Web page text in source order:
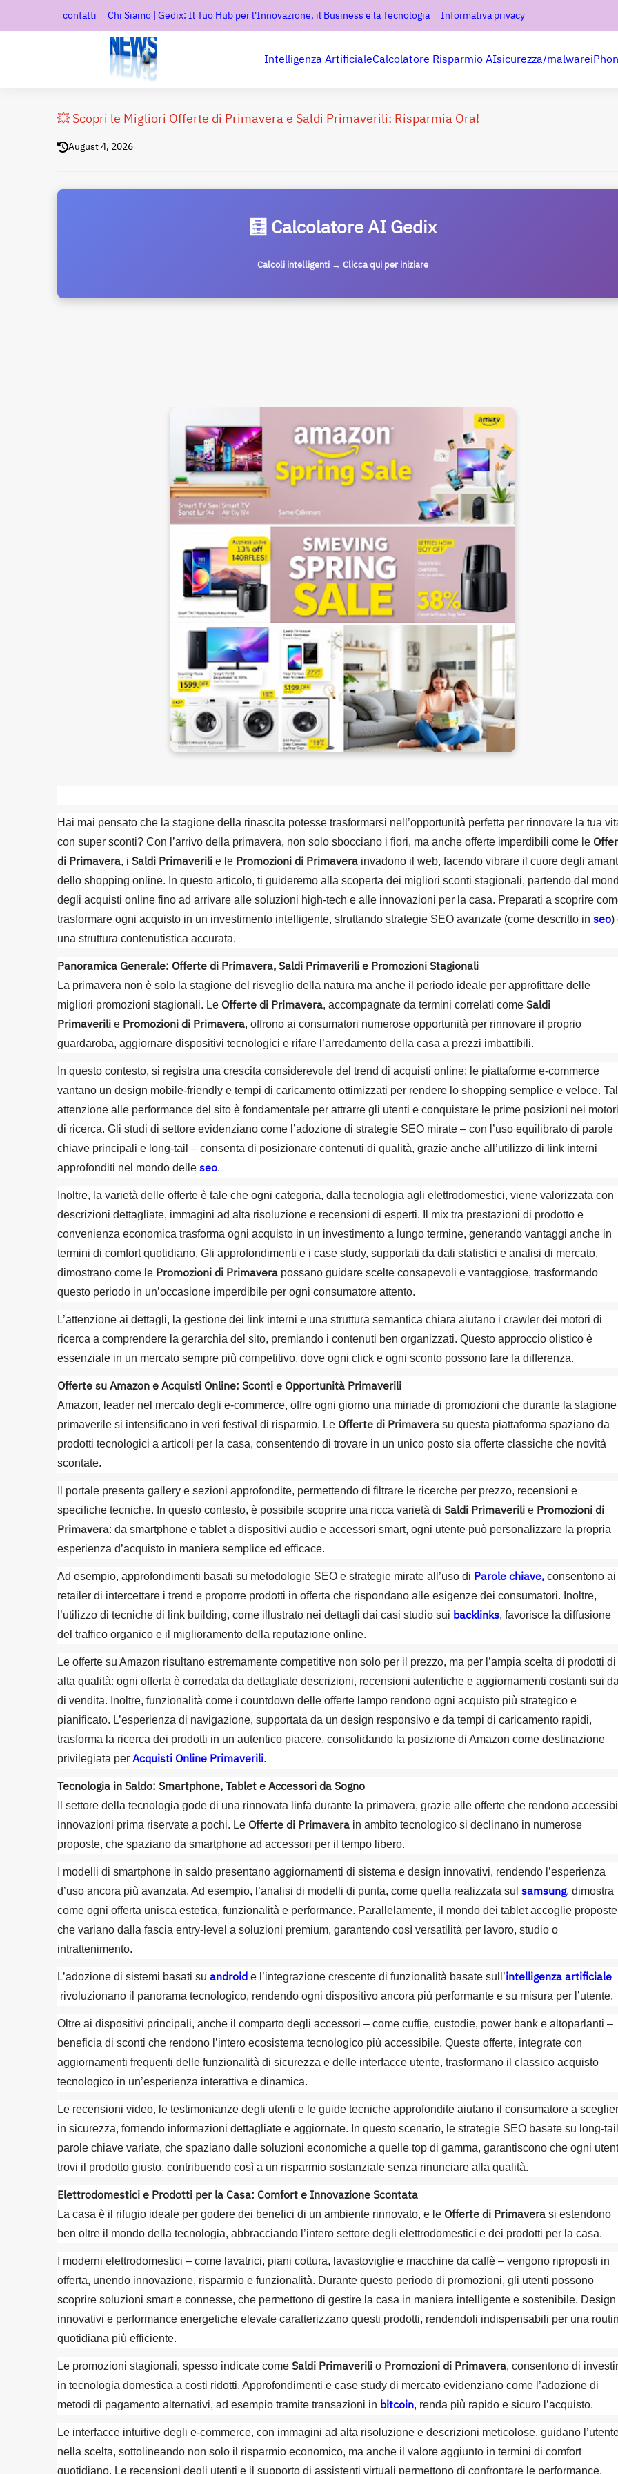
contatti Chi Siamo | Gedix: Il Tuo Hub per l'Innovazione, il Business e la Tecnologia Informativa privacy
Intelligenza ArtificialeCalcolatore Risparmio AIsicurezza/malware
💥 Scopri le Migliori Offerte di Primavera e Saldi Primaverili: Risparmia Ora!
August 4, 2026
🧮 Calcolatore AI Gedix
Calcoli intelligenti → Clicca qui per iniziare
Hai mai pensato che la stagione della rinascita potesse trasformarsi nell’opportunità perfetta per rinnovare la tua
con super sconti? Con l’arrivo della primavera, non solo sbocciano i fiori, ma anche offerte imperdibili come le
di Primavera, i Saldi Primaverili e le Promozioni di Primavera invadono il web, facendo vibrare il cuore degli
dello shopping online. In questo articolo, ti guideremo alla scoperta dei migliori sconti stagionali, partendo dal
degli acquisti online fino ad arrivare alle soluzioni high-tech e alle innovazioni per la casa. Preparati a scoprire
trasformare ogni acquisto in un investimento intelligente, sfruttando strategie SEO avanzate (come descritto in seo)
una struttura contenutistica accurata.
Panoramica Generale: Offerte di Primavera, Saldi Primaverili e Promozioni Stagionali
La primavera non è solo la stagione del risveglio della natura ma anche il periodo ideale per approfittare delle
migliori promozioni stagionali. Le Offerte di Primavera, accompagnate da termini correlati come Saldi
Primaverili e Promozioni di Primavera, offrono ai consumatori numerose opportunità per rinnovare il proprio
guardaroba, aggiornare dispositivi tecnologici e rifare l’arredamento della casa a prezzi imbattibili.
In questo contesto, si registra una crescita considerevole del trend di acquisti online: le piattaforme e-commerce
vantano un design mobile-friendly e tempi di caricamento ottimizzati per rendere lo shopping semplice e veloce.
attenzione alle performance del sito è fondamentale per attrarre gli utenti e conquistare le prime posizioni nei motori
di ricerca. Gli studi di settore evidenziano come l’adozione di strategie SEO mirate – con l’uso equilibrato di parole
chiave principali e long-tail – consenta di posizionare contenuti di qualità, grazie anche all’utilizzo di link interni
approfonditi nel mondo delle seo.
Inoltre, la varietà delle offerte è tale che ogni categoria, dalla tecnologia agli elettrodomestici, viene valorizzata con
descrizioni dettagliate, immagini ad alta risoluzione e recensioni di esperti. Il mix tra prestazioni di prodotto e
convenienza economica trasforma ogni acquisto in un investimento a lungo termine, generando vantaggi anche in
termini di comfort quotidiano. Gli approfondimenti e i case study, supportati da dati statistici e analisi di mercato,
dimostrano come le Promozioni di Primavera possano guidare scelte consapevoli e vantaggiose, trasformando
questo periodo in un’occasione imperdibile per ogni consumatore attento.
L’attenzione ai dettagli, la gestione dei link interni e una struttura semantica chiara aiutano i crawler dei motori di
ricerca a comprendere la gerarchia del sito, premiando i contenuti ben organizzati. Questo approccio olistico è
essenziale in un mercato sempre più competitivo, dove ogni click e ogni sconto possono fare la differenza.
Offerte su Amazon e Acquisti Online: Sconti e Opportunità Primaverili
Amazon, leader nel mercato degli e-commerce, offre ogni giorno una miriade di promozioni che durante la stagione
primaverile si intensificano in veri festival di risparmio. Le Offerte di Primavera su questa piattaforma spaziano da
prodotti tecnologici a articoli per la casa, consentendo di trovare in un unico posto sia offerte classiche che novità
scontate.
Il portale presenta gallery e sezioni approfondite, permettendo di filtrare le ricerche per prezzo, recensioni e
specifiche tecniche. In questo contesto, è possibile scoprire una ricca varietà di Saldi Primaverili e Promozioni di
Primavera: da smartphone e tablet a dispositivi audio e accessori smart, ogni utente può personalizzare la propria
esperienza d’acquisto in maniera semplice ed efficace.
Ad esempio, approfondimenti basati su metodologie SEO e strategie mirate all’uso di Parole chiave, consentono ai
retailer di intercettare i trend e proporre prodotti in offerta che rispondano alle esigenze dei consumatori. Inoltre,
l’utilizzo di tecniche di link building, come illustrato nei dettagli dai casi studio sui backlinks, favorisce la diffusione
del traffico organico e il miglioramento della reputazione online.
Le offerte su Amazon risultano estremamente competitive non solo per il prezzo, ma per l’ampia scelta di prodotti di
alta qualità: ogni offerta è corredata da dettagliate descrizioni, recensioni autentiche e aggiornamenti costanti sui
di vendita. Inoltre, funzionalità come i countdown delle offerte lampo rendono ogni acquisto più strategico e
pianificato. L’esperienza di navigazione, supportata da un design responsivo e da tempi di caricamento rapidi,
trasforma la ricerca dei prodotti in un autentico piacere, consolidando la posizione di Amazon come destinazione
privilegiata per Acquisti Online Primaverili.
Tecnologia in Saldo: Smartphone, Tablet e Accessori da Sogno
Il settore della tecnologia gode di una rinnovata linfa durante la primavera, grazie alle offerte che rendono
innovazioni prima riservate a pochi. Le Offerte di Primavera in ambito tecnologico si declinano in numerose
proposte, che spaziano da smartphone ad accessori per il tempo libero.
I modelli di smartphone in saldo presentano aggiornamenti di sistema e design innovativi, rendendo l’esperienza
d’uso ancora più avanzata. Ad esempio, l’analisi di modelli di punta, come quella realizzata sul samsung, dimostra
come ogni offerta unisca estetica, funzionalità e performance. Parallelamente, il mondo dei tablet accoglie proposte
che variano dalla fascia entry-level a soluzioni premium, garantendo così versatilità per lavoro, studio o
intrattenimento.
L’adozione di sistemi basati su android e l’integrazione crescente di funzionalità basate sull’intelligenza artificiale
rivoluzionano il panorama tecnologico, rendendo ogni dispositivo ancora più performante e su misura per l’utente.
Oltre ai dispositivi principali, anche il comparto degli accessori – come cuffie, custodie, power bank e altoparlanti –
beneficia di sconti che rendono l’intero ecosistema tecnologico più accessibile. Queste offerte, integrate con
aggiornamenti frequenti delle funzionalità di sicurezza e delle interfacce utente, trasformano il classico acquisto
tecnologico in un’esperienza interattiva e dinamica.
Le recensioni video, le testimonianze degli utenti e le guide tecniche approfondite aiutano il consumatore a
in sicurezza, fornendo informazioni dettagliate e aggiornate. In questo scenario, le strategie SEO basate su long-
parole chiave variate, che spaziano dalle soluzioni economiche a quelle top di gamma, garantiscono che ogni
trovi il prodotto giusto, contribuendo così a un risparmio sostanziale senza rinunciare alla qualità.
Elettrodomestici e Prodotti per la Casa: Comfort e Innovazione Scontata
La casa è il rifugio ideale per godere dei benefici di un ambiente rinnovato, e le Offerte di Primavera si estendono
ben oltre il mondo della tecnologia, abbracciando l’intero settore degli elettrodomestici e dei prodotti per la casa.
I moderni elettrodomestici – come lavatrici, piani cottura, lavastoviglie e macchine da caffè – vengono riproposti in
offerta, unendo innovazione, risparmio e funzionalità. Durante questo periodo di promozioni, gli utenti possono
scoprire soluzioni smart e connesse, che permettono di gestire la casa in maniera intelligente e sostenibile. Design
innovativi e performance energetiche elevate caratterizzano questi prodotti, rendendoli indispensabili per una
quotidiana più efficiente.
Le promozioni stagionali, spesso indicate come Saldi Primaverili o Promozioni di Primavera, consentono di
in tecnologia domestica a costi ridotti. Approfondimenti e case study di mercato evidenziano come l’adozione di
metodi di pagamento alternativi, ad esempio tramite transazioni in bitcoin, renda più rapido e sicuro l’acquisto.
Le interfacce intuitive degli e-commerce, con immagini ad alta risoluzione e descrizioni meticolose, guidano
nella scelta, sottolineando non solo il risparmio economico, ma anche il valore aggiunto in termini di comfort
quotidiano. Le recensioni degli utenti e il supporto di assistenti virtuali permettono di confrontare le performance,